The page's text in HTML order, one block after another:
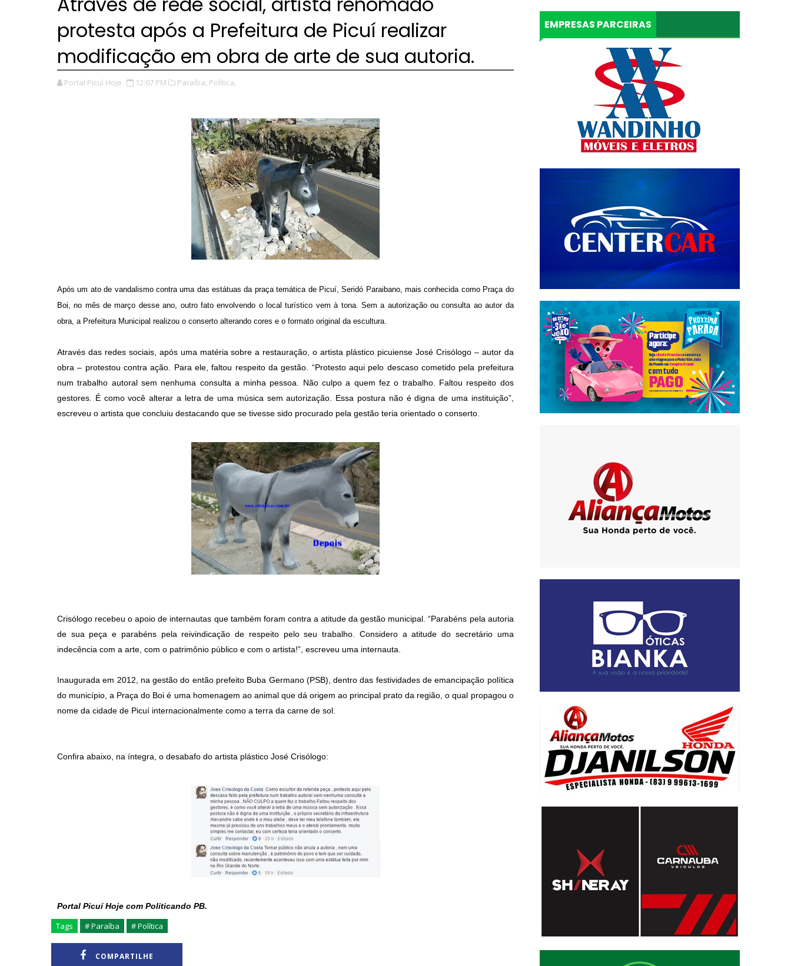
protesta após a Prefeitura de Picuí realizar
modificação em obra de arte de sua autoria.
Portal Picuí Hoje 12:07 PM Paraíba, Política,
Após um ato de vandalismo contra uma das estátuas da praça temática de Picuí, Seridó Paraibano, mais conhecida como Praça do
Boi, no mês de março desse ano, outro fato envolvendo o local turístico vem à tona. Sem a autorização ou consulta ao autor da
obra, a Prefeitura Municipal realizou o conserto alterando cores e o formato original da escultura.
Através das redes sociais, após uma matéria sobre a restauração, o artista plástico picuiense José Crisólogo – autor da
obra – protestou contra ação. Para ele, faltou respeito da gestão. “Protesto aqui pelo descaso cometido pela prefeitura
num trabalho autoral sem nenhuma consulta a minha pessoa. Não culpo a quem fez o trabalho. Faltou respeito dos
gestores. É como você alterar a letra de uma música sem autorização. Essa postura não é digna de uma instituição”,
escreveu o artista que concluiu destacando que se tivesse sido procurado pela gestão teria orientado o conserto.
Crisólogo recebeu o apoio de internautas que também foram contra a atitude da gestão municipal. “Parabéns pela autoria
de sua peça e parabéns pela reivindicação de respeito pelo seu trabalho. Considero a atitude do secretário uma
indecência com a arte, com o patrimônio público e com o artista!”, escreveu uma internauta.
Inaugurada em 2012, na gestão do então prefeito Buba Germano (PSB), dentro das festividades de emancipação política
do município, a Praça do Boi é uma homenagem ao animal que dá origem ao principal prato da região, o qual propagou o
nome da cidade de Picuí internacionalmente como a terra da carne de sol.
Confira abaixo, na íntegra, o desabafo do artista plástico José Crisólogo:
Portal Picuí Hoje com Politicando PB.
Tags # Paraíba # Política
COMPARTILHE
EMPRESAS PARCEIRAS